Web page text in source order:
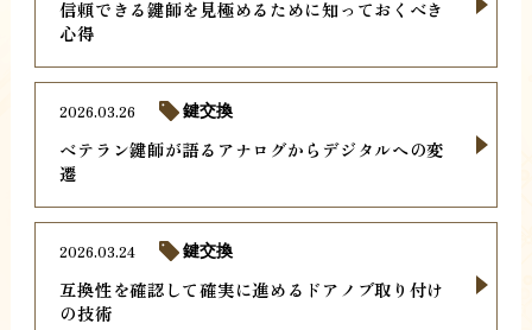
信頼できる鍵師を見極めるために知っておくべき
心得
ベテラン鍵師が語るアナログからデジタルへの変
遷
2026.03.26 鍵交換
互換性を確認して確実に進めるドアノブ取り付け
の技術
2026.03.24 鍵交換